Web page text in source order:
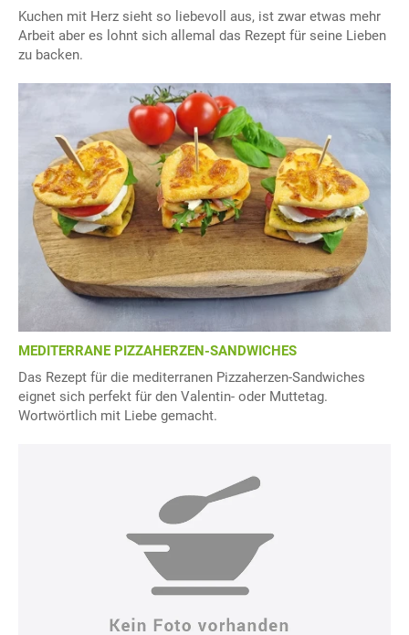
Kuchen mit Herz sieht so liebevoll aus, ist zwar etwas mehr
Arbeit aber es lohnt sich allemal das Rezept für seine Lieben
zu backen.
MEDITERRANE PIZZAHERZEN-SANDWICHES
Das Rezept für die mediterranen Pizzaherzen-Sandwiches
eignet sich perfekt für den Valentin- oder Muttetag.
Wortwörtlich mit Liebe gemacht.